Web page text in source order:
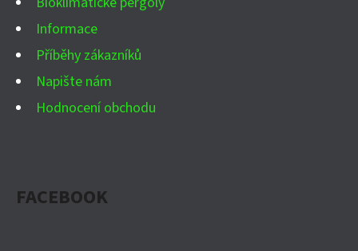
Informace
Příběhy zákazníků
Napište nám
Hodnocení obchodu
FACEBOOK